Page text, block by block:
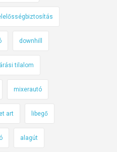
downhill
tilalom
mixerautó
art libegő
alagút